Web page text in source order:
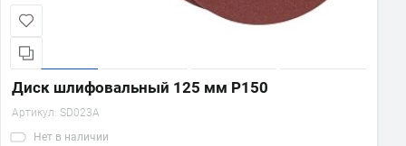
Диск шлифовальный 125 мм Р150
Артикул: SD023A
Нет в наличии